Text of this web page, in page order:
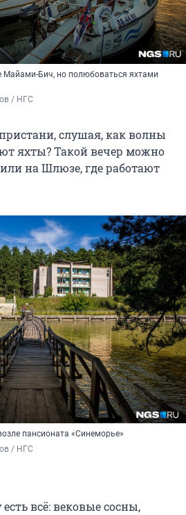
Майами-Бич, но полюбоваться яхтами
/ НГС
слушая, как волны
яхты? Такой вечер можно
на Шлюзе, где работают
пансионата «Синеморье»
/ НГС
всё: вековые сосны,